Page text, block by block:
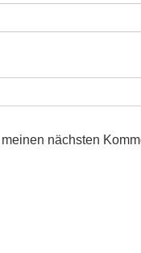
nächsten